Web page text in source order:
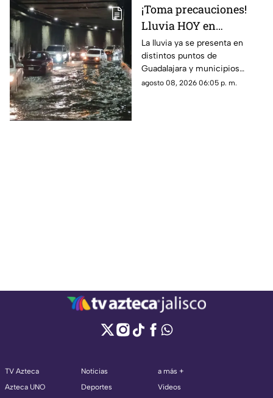
resultados.
¡Toma precauciones!
Lluvia HOY en
Guadalajara deja
fuertes vientos y
amenaza de granizo
La lluvia ya se presenta en
distintos puntos de
Guadalajara y municipios
cercanos, con fuertes vientos,
agosto 08, 2026 06:05 p. m.
TV Azteca
Azteca UNO
Noticias
Deportes
a más +
Videos